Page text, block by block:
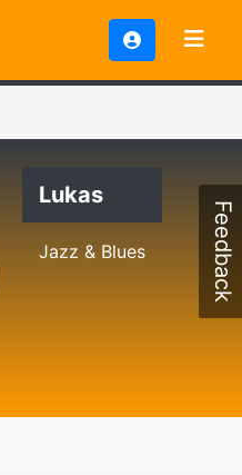
Lukas
Jazz & Blues Feedback